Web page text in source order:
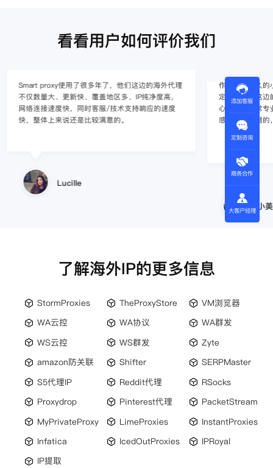
看看用户如何评价我们
Smart proxy使用了很多年了，他们这边的海外代理
不仅数量大、更新快、覆盖地区多、IP纯净度高，
网络连接速度快，同时客服/技术支持响应的速度
快，整体上来说还是比较满意的。
Lucille
作为入行不久的
定的难度，这边
心，并且非常专
感觉还是不错的
小美
了解海外IP的更多信息
StormProxies TheProxyStore
VM浏览器
WA云控
WA协议
WA群发
WS云控
WS群发
Zyte
amazon防关联
Shifter
SERPMaster
S5代理IP
Reddit代理
RSocks
Proxydrop
Pinterest代理
PacketStream
MyPrivateProxy
LimeProxies
InstantProxies
Infatica
IcedOutProxies
IPRoyal
IP提取
添加客服
定制咨询
商务合作
大客户经理